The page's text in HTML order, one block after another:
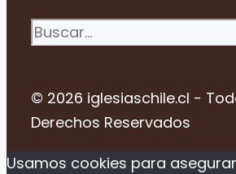
Buscar:
© 2026 iglesiaschile.cl -
Derechos Reservados
Usamos cookies para